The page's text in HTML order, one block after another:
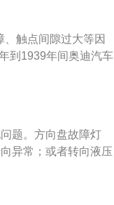
计算点火时间。后方
感器插头损坏、松
量传感器故障：空气
信号传递给电控单元
气流量传感器或线路
触点间隙过大等因
到1939年间奥迪汽车
亿7千6百万德国马
：奥迪集团包括母公
尼汽车公司和Coswor
国、马来西亚和南非
题。方向盘故障灯
异常；或者转向液压
说明转向系统已部分
灯亮起的具体原因如